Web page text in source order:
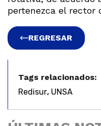
pertenezca el rector
REGRESAR
Tags relacionados:
Redisur, UNSA